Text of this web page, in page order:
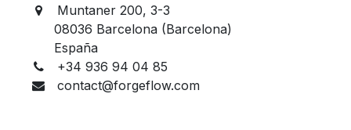
Muntaner 200, 3-3
08036 Barcelona (Barcelona)
España
+34 936 94 04 85
contact@forgeflow.com